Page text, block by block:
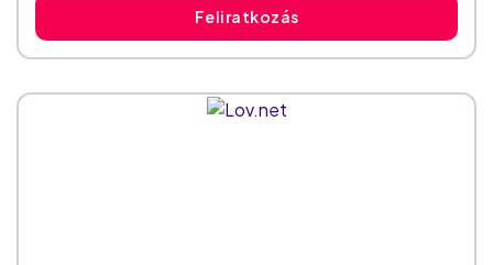
Feliratkozás